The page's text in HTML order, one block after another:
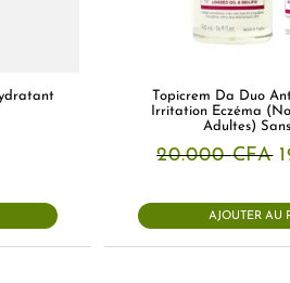
Topicrem Da Duo
Irritation Eczéma
Adultes)
20.000CFA
AJOUTER AU